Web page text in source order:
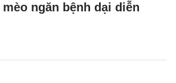
ngăn bệnh dại diễn